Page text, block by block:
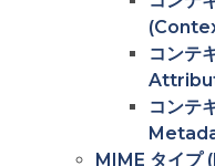
コンテ
コンテ
MIME タイプ